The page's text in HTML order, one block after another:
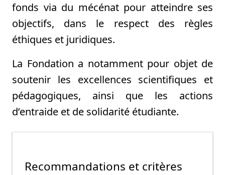
fonds via du mécénat pour atteindre ses
objectifs, dans le respect des règles
éthiques et juridiques.
La Fondation a notamment pour objet de
soutenir les excellences scientifiques et
pédagogiques, ainsi que les actions
d’entraide et de solidarité étudiante.
Recommandations et critères